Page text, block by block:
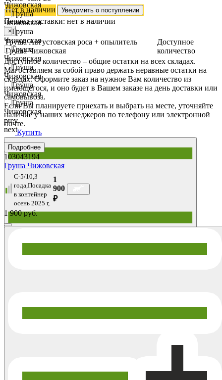
prev
next
Подробнее
103043194
Груша Чижовская
C-5/10,3
года,Посадка
в контейнер
осень 2025 г,
1
900
₽
1 900 руб.
Нет в наличии
Уведомить о поступлении
Период поставки: нет в наличии
×
Груша Августовская роса + опылитель
Груша Чижовская
Доступное
количество
Доступное количество – общие остатки на всех складах.
Мы оставляем за собой право держать неравные остатки на
складах. Оформите заказ на нужное Вам количество из
имеющегося, и оно будет в Вашем заказе на день доставки или
самовывоза.
Если Вы планируете приехать и выбрать на месте, уточняйте
наличие у наших менеджеров по телефону или электронной
почте.
Купить